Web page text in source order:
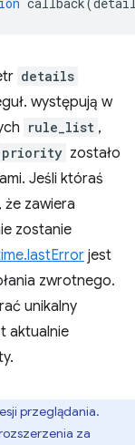
details
występują w
rule_list ,
priority zostało
Jeśli któraś
że zawiera
zostanie
jest
zwrotnego.
unikalny
aktualnie
przeglądania.
za